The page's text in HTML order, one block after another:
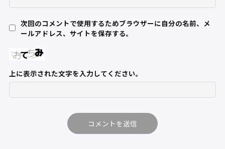
次回のコメントで使用するためブラウザーに自分の名前、メ
ールアドレス、サイトを保存する。
上に表示された文字を入力してください。